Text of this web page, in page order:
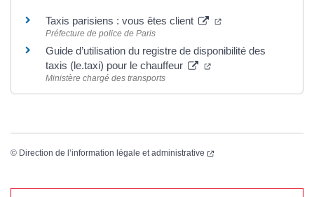
Taxis parisiens : vous êtes client
Préfecture de police de Paris
Guide d’utilisation du registre de disponibilité des
taxis (le.taxi) pour le chauffeur
Ministère chargé des transports
© Direction de l’information légale et administrative